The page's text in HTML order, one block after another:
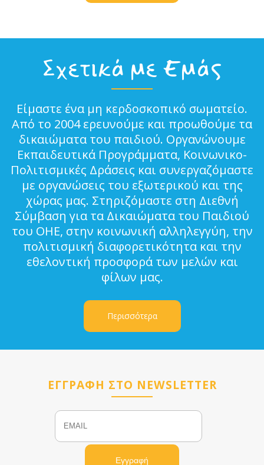
Σχετικά με Εμάς
Είμαστε ένα μη κερδοσκοπικό σωματείο.
Από το 2004 ερευνούμε και προωθούμε τα
δικαιώματα του παιδιού. Οργανώνουμε
Εκπαιδευτικά Προγράμματα, Κοινωνικο-
Πολιτισμικές Δράσεις και συνεργαζόμαστε
με οργανώσεις του εξωτερικού και της
χώρας μας. Στηριζόμαστε στη Διεθνή
Σύμβαση για τα Δικαιώματα του Παιδιού
του ΟΗΕ, στην κοινωνική αλληλεγγύη, την
πολιτισμική διαφορετικότητα και την
εθελοντική προσφορά των μελών και
φίλων μας.
Περισσότερα
ΕΓΓΡΑΦΗ ΣΤΟ NEWSLETTER
Email